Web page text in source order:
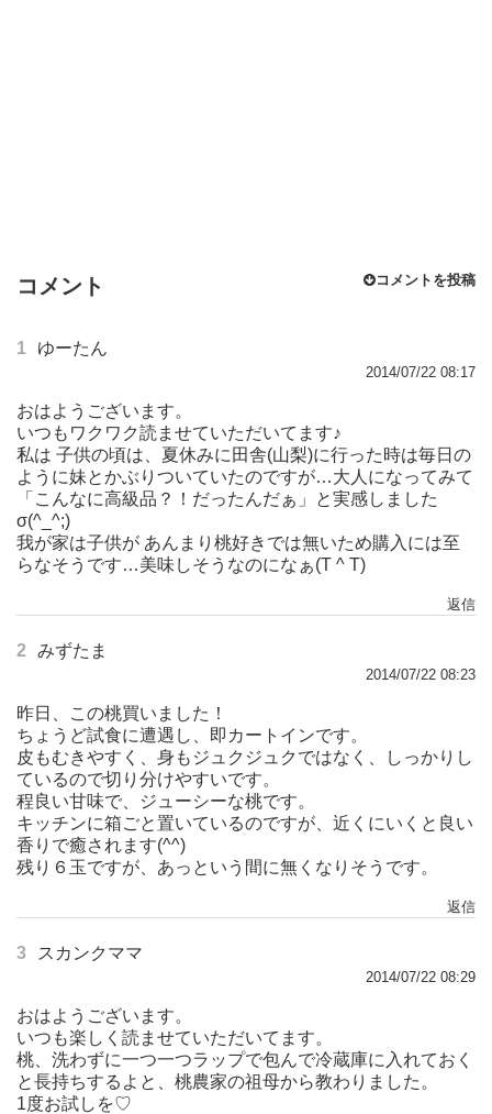
コメント コメントを投稿
1 ゆーたん
2014/07/22 08:17
おはようございます。
いつもワクワク読ませていただいてます♪
私は 子供の頃は、夏休みに田舎(山梨)に行った時は毎日の
ように妹とかぶりついていたのですが…大人になってみて
「こんなに高級品？！だったんだぁ」と実感しました
σ(^_^;)
我が家は子供が あんまり桃好きでは無いため購入には至
らなそうです…美味しそうなのになぁ(T ^ T)
返信
2 みずたま
2014/07/22 08:23
昨日、この桃買いました！
ちょうど試食に遭遇し、即カートインです。
皮もむきやすく、身もジュクジュクではなく、しっかりし
ているので切り分けやすいです。
程良い甘味で、ジューシーな桃です。
キッチンに箱ごと置いているのですが、近くにいくと良い
香りで癒されます(^^)
残り６玉ですが、あっという間に無くなりそうです。
返信
3 スカンクママ
2014/07/22 08:29
おはようございます。
いつも楽しく読ませていただいてます。
桃、洗わずに一つ一つラップで包んで冷蔵庫に入れておく
と長持ちするよと、桃農家の祖母から教わりました。
1度お試しを♡